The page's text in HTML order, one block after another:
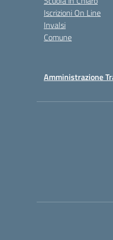
Iscrizioni On Line
Invalsi
Comune
Amministrazione